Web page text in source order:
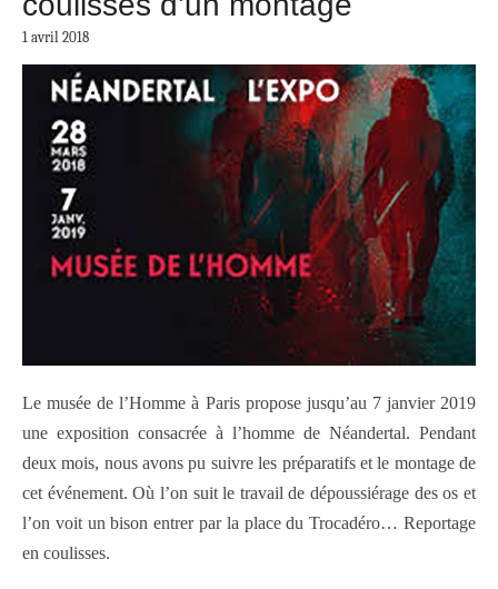
1 avril 2018
Le musée de l’Homme à Paris propose jusqu’au 7 janvier 2019
une exposition consacrée à l’homme de Néandertal. Pendant
deux mois, nous avons pu suivre les préparatifs et le montage de
cet événement. Où l’on suit le travail de dépoussiérage des os et
l’on voit un bison entrer par la place du Trocadéro… Reportage
en coulisses.